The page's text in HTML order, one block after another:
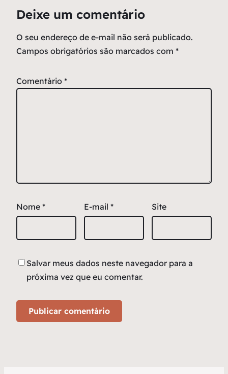
Deixe um comentário
O seu endereço de e-mail não será publicado.
Campos obrigatórios são marcados com *
Comentário *
Nome * E-mail * Site
Salvar meus dados neste navegador para a
próxima vez que eu comentar.